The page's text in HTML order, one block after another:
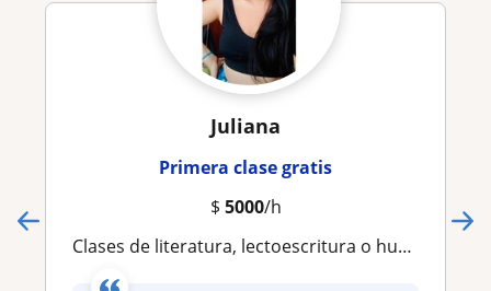
Juliana
Primera clase gratis
$ 5000/h
Clases de literatura, lectoescritura o humanidades